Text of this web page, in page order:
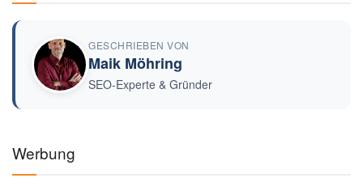
GESCHRIEBEN VON
Maik Möhring
SEO-Experte & Gründer
Werbung